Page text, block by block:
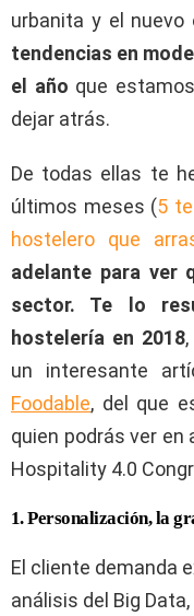
urbanita y el
tendencias en
el año que
dejar atrás.
De todas ellas te
últimos meses (5
hostelero que
adelante para ver
sector. Te lo
hostelería en 2018
un interesante
Foodable, del que
quien podrás ver en
Hospitality 4.0
1. Personalización, la
El cliente demanda
análisis del Big